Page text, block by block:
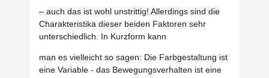
– auch das ist wohl unstrittig! Allerdings sind die
Charakteristika dieser beiden Faktoren sehr
unterschiedlich. In Kurzform kann
man es vielleicht so sagen: Die Farbgestaltung ist
eine Variable - das Bewegungsverhalten ist eine